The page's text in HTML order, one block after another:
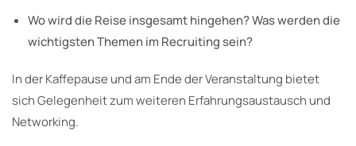
Wo wird die Reise insgesamt hingehen? Was werden die
wichtigsten Themen im Recruiting sein?
In der Kaffepause und am Ende der Veranstaltung bietet
sich Gelegenheit zum weiteren Erfahrungsaustausch und
Networking.